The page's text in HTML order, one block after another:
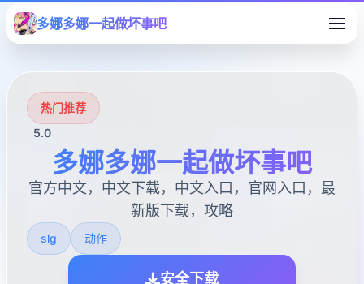
多娜多娜一起做坏事吧
热门推荐
5.0
多娜多娜一起做坏事吧
官方中文，中文下载，中文入口，官网入口，最
新版下载，攻略
slg 动作
安全下载